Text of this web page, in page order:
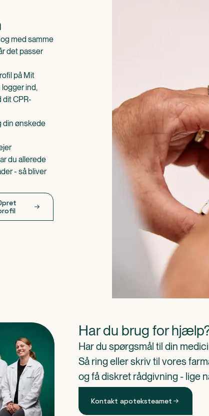
med samme
det passer
på Mit
ind,
dit CPR-
din ønskede
du allerede
- så bliver
Har du brug for
Har du spørgsmål til din
Så ring eller skriv til vores
og få diskret rådgivning - lige
Kontakt apoteksteamet